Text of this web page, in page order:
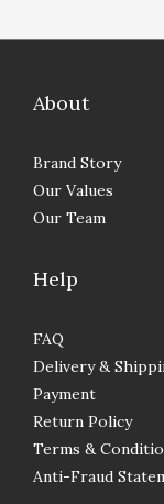
About
Brand Story
Our Values
Our Team
Help
FAQ
Delivery &
Payment
Return Policy
Terms &
Anti-Fraud